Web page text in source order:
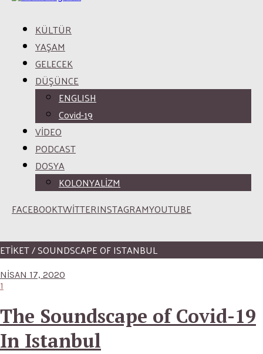
KÜLTÜR
YAŞAM
GELECEK
DÜŞÜNCE
ENGLISH
Covid-19
VİDEO
PODCAST
DOSYA
KOLONYALİZM
FACEBOOKTWITTERINSTAGRAMYOUTUBE
ETİKET / SOUNDSCAPE OF ISTANBUL
NISAN 17, 2020
1
The Soundscape of Covid-19
In Istanbul